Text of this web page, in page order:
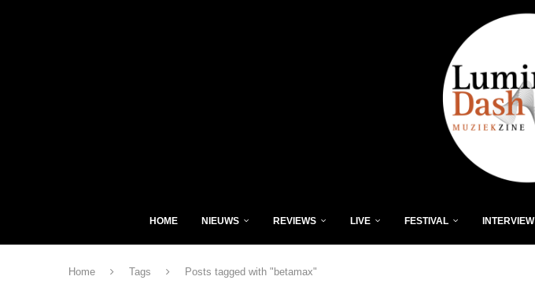
HOME NIEUWS REVIEWS LIVE FESTIVAL INTERVIEW
Home Tags Posts tagged with "betamax"